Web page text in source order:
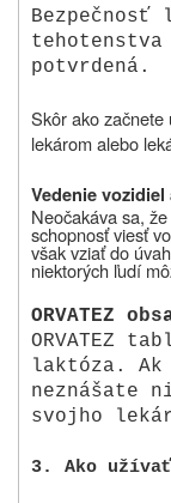
Bezpečnosť
potvrdená.
Skôr ako
lekárom alebo
Vedenie
Neočakáva sa,
schopnosť viesť
však vziať do
niektorých ľudí
ORVATEZ
ORVATEZ
laktóza. Ak
neznášate
svojho
3. Ako užívať